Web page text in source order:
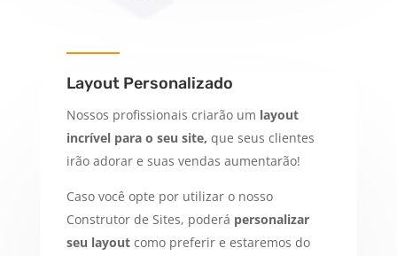
Layout Personalizado
Nossos profissionais criarão um layout
incrível para o seu site, que seus clientes
irão adorar e suas vendas aumentarão!
Caso você opte por utilizar o nosso
Construtor de Sites, poderá personalizar
seu layoutcomo preferir e estaremos do